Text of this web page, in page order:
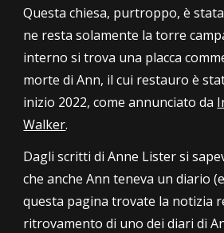
Questa chiesa, purtroppo, è
ne resta solamente la torre
interno si trova una placca
morte di Ann, il cui restauro è
inizio 2022, come annunciato da
Walker.
Dagli scritti di Anne Listersi
che anche Ann teneva un diario
questa pagina trovate la notizia
ritrovamento di uno dei diari di